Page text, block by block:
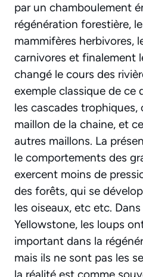
par un chamboulement
régénération forestière,
mammifères herbivores,
carnivores et finalement
changé le cours des
exemple classique de ce
les cascades
maillon de la chaine, et
autres maillons. La
le comportements des
exercent moins de
des forêts, qui se
les oiseaux, etc etc.
Yellowstone, les loups
important dans la
mais ils ne sont pas les